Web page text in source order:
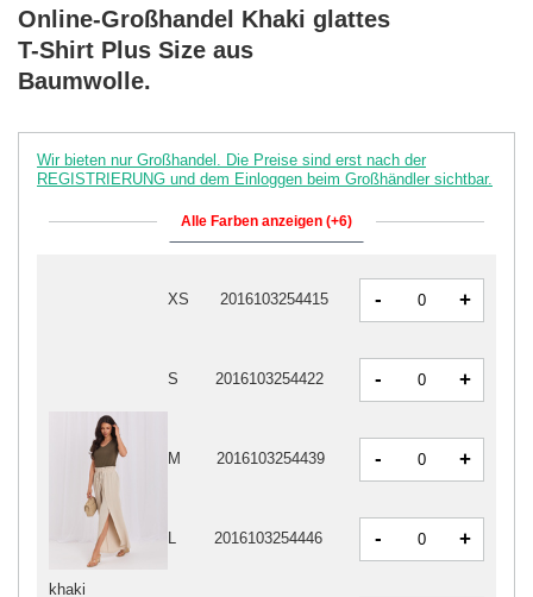
Online-Großhandel Khaki glattes
T-Shirt Plus Size aus
Baumwolle.
Wir bieten nur Großhandel. Die Preise sind erst nach der
REGISTRIERUNG und dem Einloggen beim Großhändler sichtbar.
Alle Farben anzeigen (+6)
khaki
XS 2016103254415 - +
S 2016103254422 - +
M 2016103254439 - +
L 2016103254446 - +